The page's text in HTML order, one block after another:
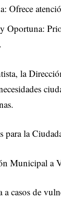
Ofrece
Oportuna:
la
para la
Municipal a
casos de